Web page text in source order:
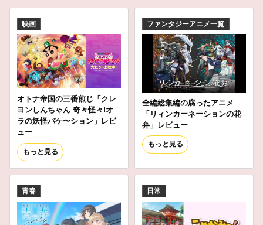
映画
オトナ帝国の三番煎じ「クレ
ヨンしんちゃん 奇々怪々!オ
ラの妖怪バケ〜ション」レビ
ュー
もっと見る
ファンタジーアニメ一覧
全編総集編の腐ったアニメ
「リィンカーネーションの花
弁」レビュー
もっと見る
青春 日常